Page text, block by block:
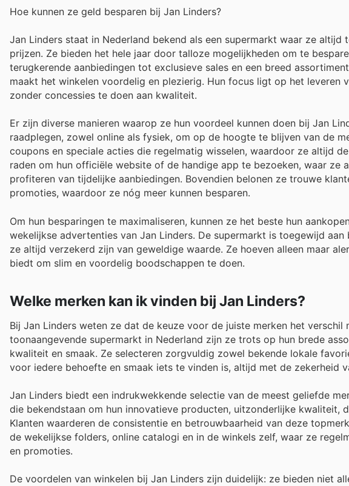
Hoe kunnen ze geld besparen bij Jan Linders?
Jan Linders staat in Nederland bekend als een supermarkt waar ze
prijzen. Ze bieden het hele jaar door talloze mogelijkheden om te
terugkerende aanbiedingen tot exclusieve sales en een breed
maakt het winkelen voordelig en plezierig. Hun focus ligt op het leveren
zonder concessies te doen aan kwaliteit.
Er zijn diverse manieren waarop ze hun voordeel kunnen doen bij Jan
raadplegen, zowel online als fysiek, om op de hoogte te blijven van de
coupons en speciale acties die regelmatig wisselen, waardoor ze altijd
raden om hun officiële website of de handige app te bezoeken, waar ze
profiteren van tijdelijke aanbiedingen. Bovendien belonen ze trouwe
promoties, waardoor ze nóg meer kunnen besparen.
Om hun besparingen te maximaliseren, kunnen ze het beste hun
wekelijkse advertenties van Jan Linders. De supermarkt is toegewijd
ze altijd verzekerd zijn van geweldige waarde. Ze hoeven alleen maar
biedt om slim en voordelig boodschappen te doen.
Welke merken kan ik vinden bij Jan Linders?
Bij Jan Linders weten ze dat de keuze voor de juiste merken het
toonaangevende supermarkt in Nederland zijn ze trots op hun brede
kwaliteit en smaak. Ze selecteren zorgvuldig zowel bekende lokale
voor iedere behoefte en smaak iets te vinden is, altijd met de zekerheid
Jan Linders biedt een indrukwekkende selectie van de meest geliefde
die bekendstaan om hun innovatieve producten, uitzonderlijke kwaliteit,
Klanten waarderen de consistentie en betrouwbaarheid van deze
de wekelijkse folders, online catalogi en in de winkels zelf, waar ze
en promoties.
De voordelen van winkelen bij Jan Linders zijn duidelijk: ze bieden niet